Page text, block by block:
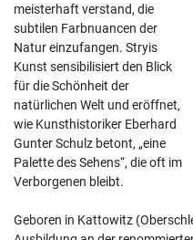
meisterhaft verstand, die
subtilen Farbnuancen der
Natur einzufangen. Stryis
Kunst sensibilisiert den Blick
für die Schönheit der
natürlichen Welt und eröffnet,
wie Kunsthistoriker Eberhard
Gunter Schulz betont, „eine
Palette des Sehens“, die oft im
Verborgenen bleibt.
Geboren in Kattowitz